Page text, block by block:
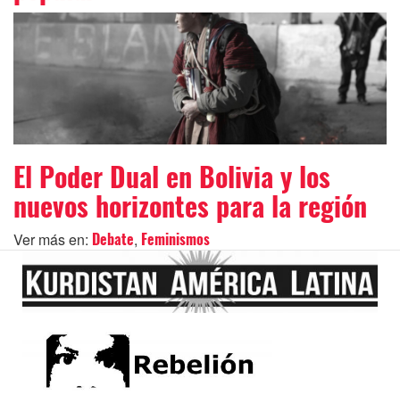
El Poder Dual en Bolivia y los
nuevos horizontes para la región
Ver más en: Debate, Feminismos